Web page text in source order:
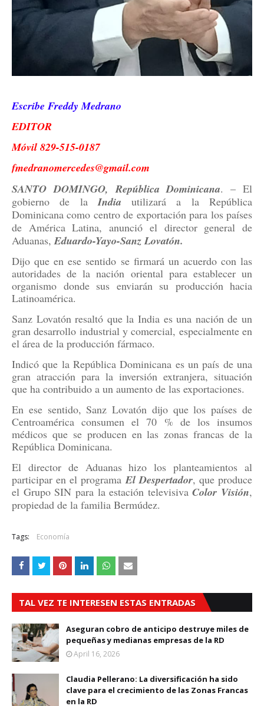
Escribe Freddy Medrano
EDITOR
Móvil 829-515-0187
fmedranomercedes@gmail.com
SANTO DOMINGO, República Dominicana. – El
gobierno de laIndia utilizará a la República
Dominicana como centro de exportación para los países
de América Latina, anunció el director general de
Aduanas,Eduardo-Yayo-Sanz Lovatón.
Dijo que en ese sentido se firmará un acuerdo con las
autoridades de la nación oriental para establecer un
organismo donde sus enviarán su producción hacia
Latinoamérica.
Sanz Lovatón resaltó que la India es una nación de un
gran desarrollo industrial y comercial, especialmente en
el área de la producción fármaco.
Indicó que la República Dominicana es un país de una
gran atracción para la inversión extranjera, situación
que ha contribuido a un aumento de las exportaciones.
En ese sentido, Sanz Lovatón dijo que los países de
Centroamérica consumen el 70 % de los insumos
médicos que se producen en las zonas francas de la
República Dominicana.
El director de Aduanas hizo los planteamientos al
participar en el programaEl Despertador, que produce
el Grupo SIN para la estación televisivaColor Visión,
propiedad de la familia Bermúdez.
Tags: Economía
TAL VEZ TE INTERESEN ESTAS ENTRADAS
Aseguran cobro de anticipo destruye miles de
pequeñas y medianas empresas de la RD
April 16, 2026
Claudia Pellerano: La diversificación ha sido
clave para el crecimiento de las Zonas Francas
en la RD